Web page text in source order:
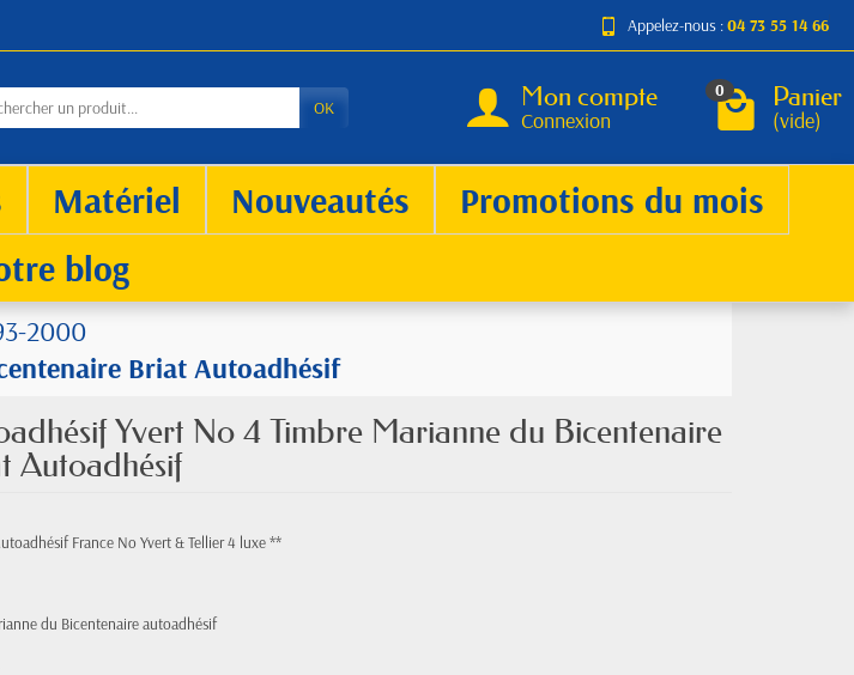
Appelez-nous :04 73 55 14 66
OK Mon compte
Connexion
0 Panier
(vide)
Matériel Nouveautés
Promotions du mois
blog
2000
Briat Autoadhésif
Yvert No 4 Timbre Marianne du Bicentenaire
Autoadhésif
France No Yvert & Tellier 4 luxe **
du Bicentenaire autoadhésif